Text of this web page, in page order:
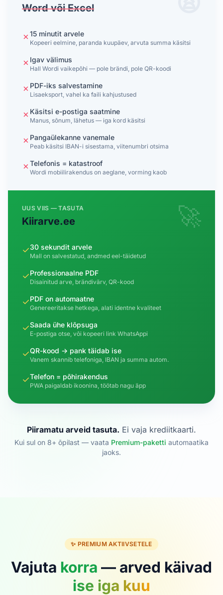
Word või Excel
✗ 15 minutit arvele
Kopeeri eelmine, paranda kuupäev, arvuta summa käsitsi
✗ Igav välimus
Hall Wordi vaikepõhi — pole brändi, pole QR-koodi
✗ PDF-iks salvestamine
Lisaeksport, vahel ka faili kahjustused
✗ Käsitsi e-postiga saatmine
Manus, sõnum, lähetus — iga kord käsitsi
✗ Pangaülekanne vanemale
Peab käsitsi IBAN-i sisestama, viitenumbri otsima
✗ Telefonis = katastroof
Wordi mobiilirakendus on aeglane, vorming kaob
🚀
UUS VIIS — TASUTA
Kiirarve.ee
✓30 sekundit arvele
Mall on salvestatud, andmed eel-täidetud
✓Professionaalne PDF
Disainitud arve, brändivärv, QR-kood
✓PDF on automaatne
Genereeritakse hetkega, alati identne kvaliteet
✓Saada ühe klõpsuga
E-postiga otse, või kopeeri link WhatsAppi
✓QR-kood → pank täidab ise
Vanem skannib telefoniga, IBAN ja summa autom.
✓Telefon = põhirakendus
PWA paigaldab ikoonina, töötab nagu äpp
Piiramatu arveid tasuta. Ei vaja krediitkaarti.
Kui sul on 8+ õpilast — vaata Premium-paketti automaatika
jaoks.
✨ PREMIUM AKTIIVSETELE
Vajuta korra — arved käivad
ise iga kuu